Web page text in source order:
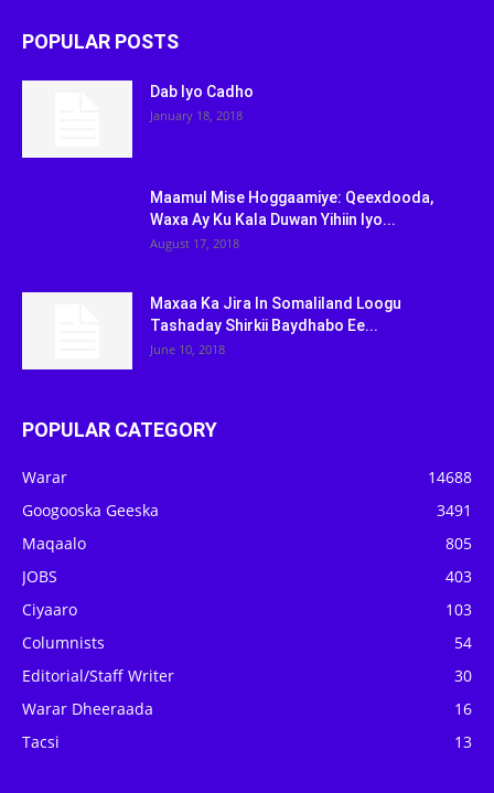
POPULAR POSTS
Dab Iyo Cadho
January 18, 2018
Maamul Mise Hoggaamiye: Qeexdooda,
Waxa Ay Ku Kala Duwan Yihiin Iyo...
August 17, 2018
Maxaa Ka Jira In Somaliland Loogu
Tashaday Shirkii Baydhabo Ee...
June 10, 2018
POPULAR CATEGORY
Warar
14688
Googooska Geeska
3491
Maqaalo
805
JOBS
403
Ciyaaro
103
Columnists
54
Editorial/Staff Writer
30
Warar Dheeraada
16
Tacsi
13